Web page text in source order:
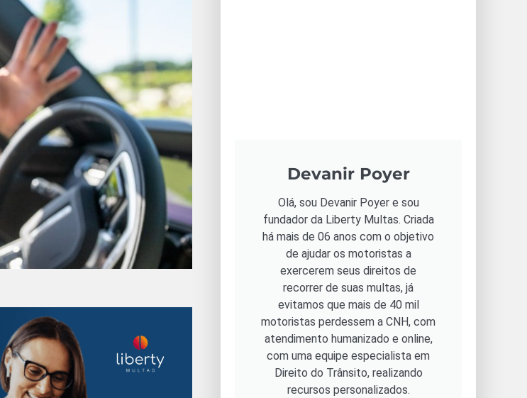
Devanir Poyer
Olá, sou Devanir Poyer e sou
fundador da Liberty Multas. Criada
há mais de 06 anos com o objetivo
de ajudar os motoristas a
exercerem seus direitos de
recorrer de suas multas, já
evitamos que mais de 40 mil
motoristas perdessem a CNH, com
atendimento humanizado e online,
com uma equipe especialista em
Direito do Trânsito, realizando
recursos personalizados.